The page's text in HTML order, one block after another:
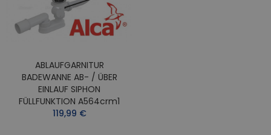
ABLAUFGARNITUR
BADEWANNE AB- / ÜBER
EINLAUF SIPHON
FÜLLFUNKTION A564crm1
119,99 €